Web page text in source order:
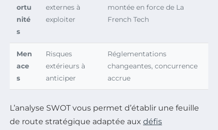
ortu
nité
s
externes à
exploiter
montée en force de La
French Tech
Men
ace
s
Risques
extérieurs à
anticiper
Réglementations
changeantes, concurrence
accrue
L’analyse SWOT vous permet d’établir une feuille
de route stratégique adaptée aux défis